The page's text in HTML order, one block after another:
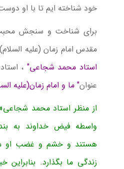
خود شناخته ایم تا با او
برای شناخت و سنجش
مقدس امام زمان (علیه
استاد محمد شجاعی" ،
عنوان" ما و امام زمان(علیه
از منظر استاد محمد شجاعی«
واسطه فیض خداوند به
هستند و خشم و غضب او
زندگی ما بگذارد. بنابراین